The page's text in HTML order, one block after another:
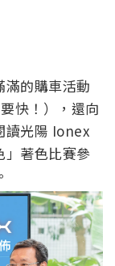
滿的購車活動
快！），還向
讀光陽 Ionex
」著色比賽參